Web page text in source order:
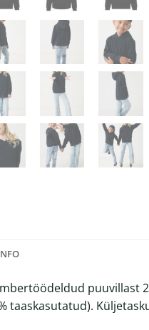
puuvillast
taaskasutatud).